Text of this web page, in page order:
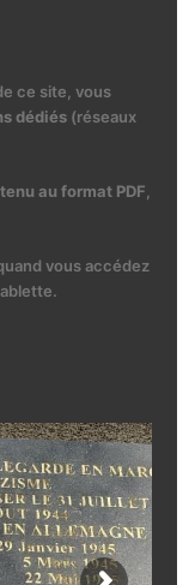
ce site, vous
dédiés(réseaux
au format PDF
vous accédez